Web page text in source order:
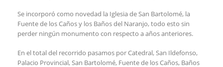
Se incorporó como novedad la Iglesia de San Bartolomé, la
Fuente de los Caños y los Baños del Naranjo, todo esto sin
perder ningún monumento con respecto a años anteriores.
En el total del recorrido pasamos por Catedral, San Ildefonso,
Palacio Provincial, San Bartolomé, Fuente de los Caños, Baños